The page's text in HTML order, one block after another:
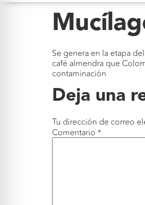
Se genera en la etapa
café almendra que
contaminación
Deja una
Tu dirección de correo
Comentario *